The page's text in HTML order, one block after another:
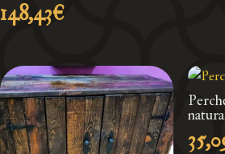
148,43€